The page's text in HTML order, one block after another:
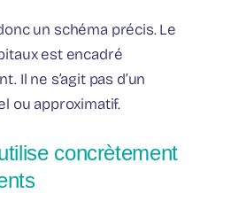
un schéma précis. Le
est encadré
Il ne s’agit pas d’un
ou approximatif.
concrètement